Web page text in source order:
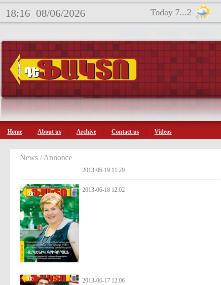
18:16 08/06/2026 Today 7...2
Home About us Archive Contact us Videos
News / Annonce
2013-06-19 11:29
2013-06-18 12:02
2013-06-17 12:06